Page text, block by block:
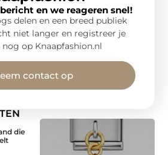
die
en we reageren snel!
delen en een breed publiek
niet langer en registreer je
op Knaapfashion.nl
contact op